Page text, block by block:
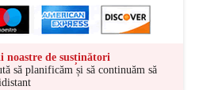
de susținători
să planificăm și să continuăm să